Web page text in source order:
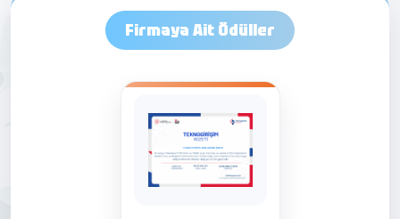
Firmaya Ait Ödüller